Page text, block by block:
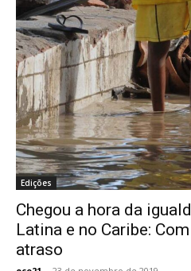
Edições
Chegou a hora da
Latina e no Caribe:
atraso